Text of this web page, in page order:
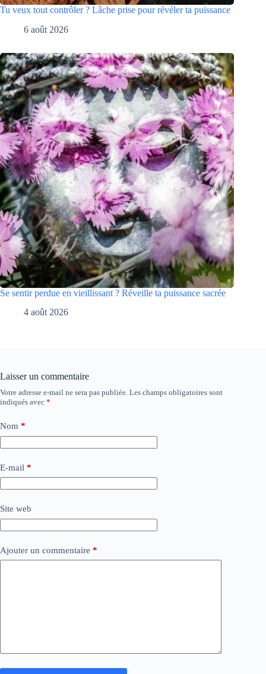
Tu veux tout contrôler ? Lâche prise pour révéler ta puissance
6 août 2026
Se sentir perdue en vieillissant ? Réveille ta puissance sacrée
4 août 2026
Laisser un commentaire
Votre adresse e-mail ne sera pas publiée. Les champs obligatoires sont
indiqués avec *
Nom *
E-mail *
Site web
Ajouter un commentaire *